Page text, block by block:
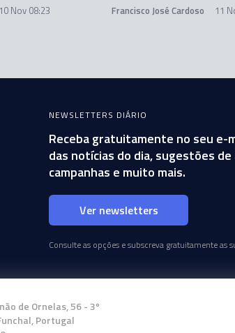
10 Nov 08:23 Francisco José Cardoso 11
NEWSLETTERS DIÁRIO
Receba gratuitamente no seu e-
das notícias do dia, sugestões
campanhas e muito mais.
Ver newsletters
Consulte as opções e subscreva gratuitamente as
de Ornelas, 56 - 3º
Portugal